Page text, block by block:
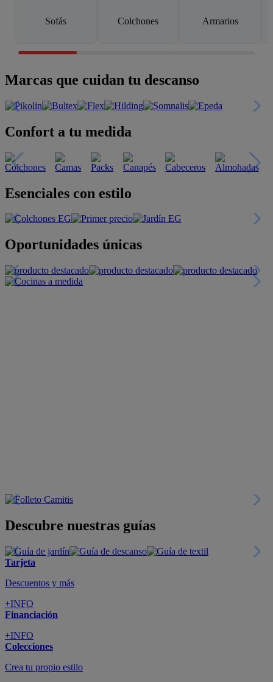
Sofás Colchones Armarios
Marcas que cuidan tu descanso
Confort a tu medida
Esenciales con estilo
Oportunidades únicas
Descubre nuestras guías
Tarjeta
Descuentos y más
+INFO
Financiación
+INFO
Colecciones
Crea tu propio estilo